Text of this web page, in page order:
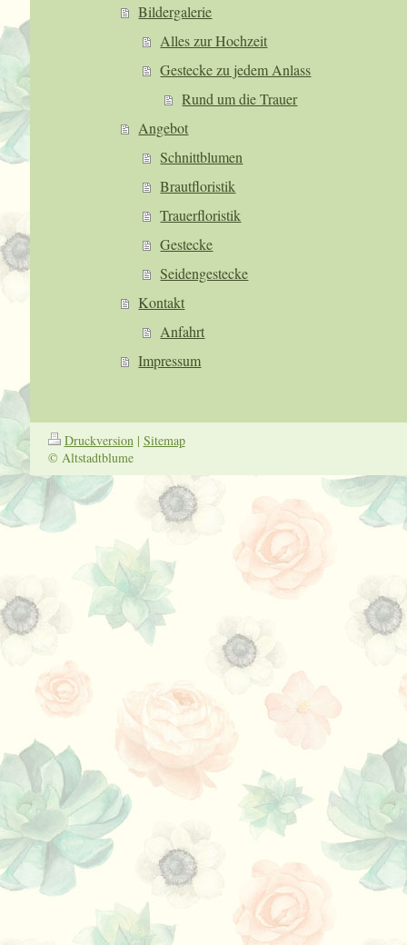
Bildergalerie
Alles zur Hochzeit
Gestecke zu jedem Anlass
Rund um die Trauer
Angebot
Schnittblumen
Brautfloristik
Trauerfloristik
Gestecke
Seidengestecke
Kontakt
Anfahrt
Impressum
Druckversion | Sitemap
© Altstadtblume